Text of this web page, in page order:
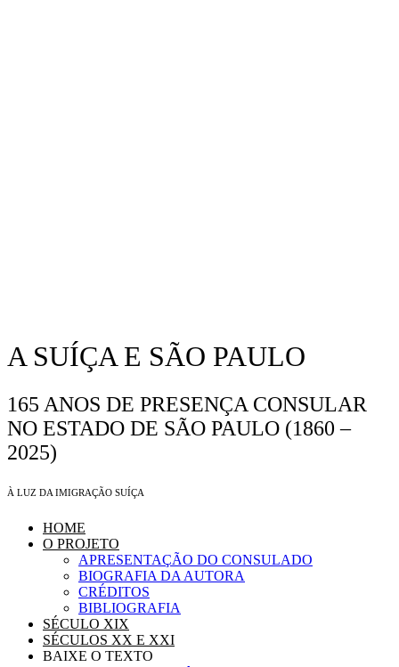
A SUÍÇA E SÃO PAULO
165 ANOS DE PRESENÇA CONSULAR
NO ESTADO DE SÃO PAULO (1860 –
2025)
À LUZ DA IMIGRAÇÃO SUÍÇA
HOME
O PROJETO
APRESENTAÇÃO DO CONSULADO
BIOGRAFIA DA AUTORA
CRÉDITOS
BIBLIOGRAFIA
SÉCULO XIX
SÉCULOS XX E XXI
BAIXE O TEXTO